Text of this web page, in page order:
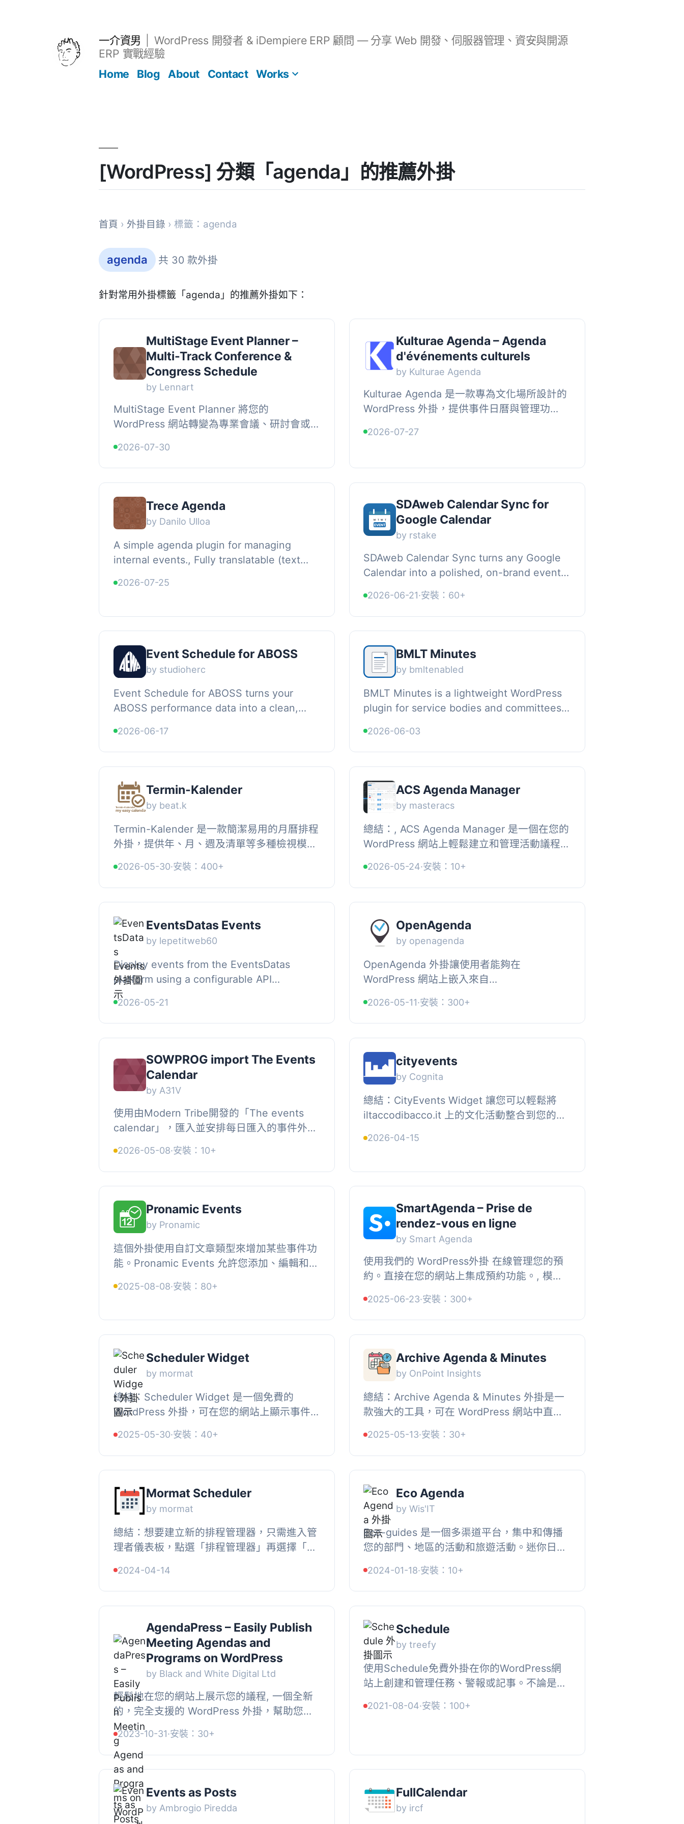
一介資男
WordPress 開發者 & iDempiere ERP 顧問 — 分享 Web 開發、伺服器管理、資安與開源
ERP 實戰經驗
Home
Blog About Contact Works
[WordPress] 分類「agenda」的推薦外掛
首頁 › 外掛目錄 › 標籤：agenda
agenda 共 30 款外掛
針對常用外掛標籤「agenda」的推薦外掛如下：
MultiStage Event Planner –
Multi-Track Conference &
Congress Schedule
by Lennart
MultiStage Event Planner 將您的
WordPress 網站轉變為專業會議、研討會或
讓與會者能夠清楚地看到同時進行的各個...
2026-07-30
Kulturae Agenda – Agenda
d'événements culturels
by Kulturae Agenda
Kulturae Agenda 是一款專為文化場所設計的
WordPress 外掛，提供事件日曆與管理功
能有效管理各類文化活動，並確保...
2026-07-27
Trece Agenda
by Danilo Ulloa
A simple agenda plugin for managing
internal events., Fully translatable (text
(default) and Spanish (es_...
2026-07-25
SDAweb Calendar Sync for
Google Calendar
by rstake
SDAweb Calendar Sync turns any Google
Calendar into a polished, on-brand events
duplicate data entry. Keep...
2026-06-21·安裝：60+
Event Schedule for ABOSS
by studioherc
Event Schedule for ABOSS turns your
ABOSS performance data into a clean,
— no copy-pasting, no manual up...
2026-06-17
BMLT Minutes
by bmltenabled
BMLT Minutes is a lightweight WordPress
plugin for service bodies and committees
website. Most committees produ...
2026-06-03
Termin-Kalender
by beat.k
Termin-Kalender 是一款簡潔易用的月曆排程
外掛，提供年、月、週及清單等多種檢視模
適合中小企業、團隊及個人進行行...
2026-05-30·安裝：400+
ACS Agenda Manager
by masteracs
總結：, ACS Agenda Manager 是一個在您的
WordPress 網站上輕鬆建立和管理活動議程
的活動日期、地點、圖片和描述...
2026-05-24·安裝：10+
EventsDatas Events
by lepetitweb60
Display events from the EventsDatas
platform using a configurable API
integration., Features:, – Configurable
shortcode, – WordPress pagination, – ...
2026-05-21
OpenAgenda
by openagenda
OpenAgenda 外掛讓使用者能夠在
WordPress 網站上嵌入來自
的設定，使用者可以輕鬆顯示活動，並自動更
新內容，提升...
2026-05-11·安裝：300+
SOWPROG import The Events
Calendar
by A31V
使用由Modern Tribe開發的「The events
calendar」，匯入並安排每日匯入的事件外
好設定，包括事件分類、價格及售票...
2026-05-08·安裝：10+
cityevents
by Cognita
總結：CityEvents Widget 讓您可以輕鬆將
iltaccodibacco.it 上的文化活動整合到您的
動顯示 30 公里範圍內的所有活...
2026-04-15
Pronamic Events
by Pronamic
這個外掛使用自訂文章類型來增加某些事件功
能。Pronamic Events 允許您添加、編輯和刪
pronamic_get_the_start_date( $for...
2025-08-08·安裝：80+
SmartAgenda – Prise de
rendez-vous en ligne
by Smart Agenda
使用我們的 WordPress外掛 在線管理您的預
約。直接在您的網站上集成預約功能。, 模組
看我們的價格, 前提條件, 此...
2025-06-23·安裝：300+
Scheduler Widget
by mormat
總結：Scheduler Widget 是一個免費的
WordPress 外掛，可在您的網站上顯示事件
Google 日曆的選項。您可以在 WordPres...
2025-05-30·安裝：40+
Archive Agenda & Minutes
by OnPoint Insights
總結：Archive Agenda & Minutes 外掛是一
款強大的工具，可在 WordPress 網站中直接
於使用的外掛，輕鬆優化會...
2025-05-13·安裝：30+
Mormat Scheduler
by mormat
總結：想要建立新的排程管理器，只需進入管
理者儀表板，點選「排程管理器」再選擇「新
點擊「發佈」，最後點擊永久...
2024-04-14
Eco Agenda
by Wis'IT
Eco-guides 是一個多渠道平台，集中和傳播
您的部門、地區的活動和旅遊活動。迷你日曆
擴展程序將允許您獲取這些信息...
2024-01-18·安裝：10+
AgendaPress – Easily Publish
Meeting Agendas and
Programs on WordPress
by Black and White Digital Ltd
輕鬆地在您的網站上展示您的議程, 一個全新
的，完全支援的 WordPress 外掛，幫助您輕
鬆地格式化和管理議程安排，演講者、場地、
音樂會節目、禮拜儀式等等。, ...
2023-10-31·安裝：30+
Schedule
by treefy
使用Schedule免費外掛在你的WordPress網
站上創建和管理任務、警報或記事。不論是人
你。, 最佳的WordPress任務和警報...
2021-08-04·安裝：100+
Events as Posts
by Ambrogio Piredda
FullCalendar
by ircf